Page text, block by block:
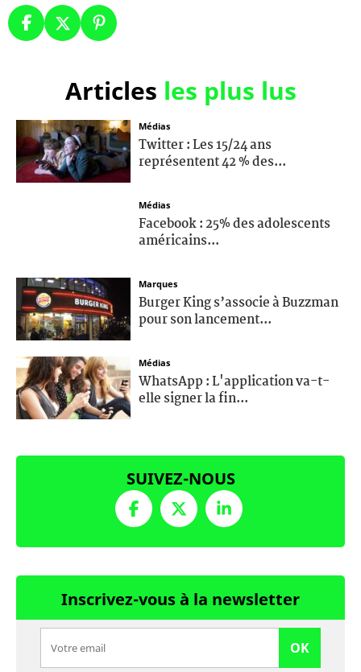
Articles les plus lus
Médias
Twitter : Les 15/24 ans
représentent 42 % des...
Médias
Facebook : 25% des adolescents
américains...
Marques
Burger King s’associe à Buzzman
pour son lancement...
Médias
WhatsApp : L'application va-t-
elle signer la fin...
SUIVEZ-NOUS
Inscrivez-vous à la newsletter
OK